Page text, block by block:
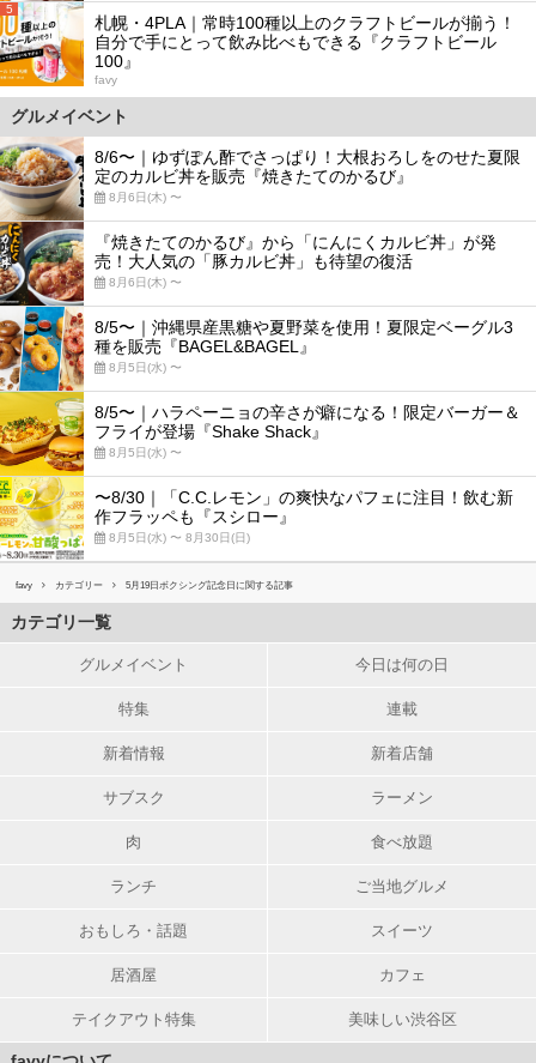
5
札幌・4PLA｜常時100種以上のクラフトビールが揃う！
自分で手にとって飲み比べもできる『クラフトビール
100』
favy
グルメイベント
8/6〜｜ゆずぽん酢でさっぱり！大根おろしをのせた夏限
定のカルビ丼を販売『焼きたてのかるび』
8月6日(木) 〜
『焼きたてのかるび』から「にんにくカルビ丼」が発
売！大人気の「豚カルビ丼」も待望の復活
8月6日(木) 〜
8/5〜｜沖縄県産黒糖や夏野菜を使用！夏限定ベーグル3
種を販売『BAGEL&BAGEL』
8月5日(水) 〜
8/5〜｜ハラペーニョの辛さが癖になる！限定バーガー＆
フライが登場『Shake Shack』
8月5日(水) 〜
〜8/30｜「C.C.レモン」の爽快なパフェに注目！飲む新
作フラッペも『スシロー』
8月5日(水) 〜 8月30日(日)
favy カテゴリー 5月19日ボクシング記念日に関する記事
カテゴリ一覧
グルメイベント 今日は何の日
特集 連載
新着情報 新着店舗
サブスク ラーメン
肉 食べ放題
ランチ ご当地グルメ
おもしろ・話題 スイーツ
居酒屋 カフェ
テイクアウト特集 美味しい渋谷区